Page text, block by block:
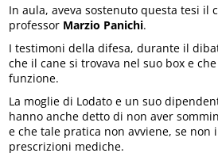
In aula, aveva sostenuto questa tesi il
professor Marzio Panichi.
I testimoni della difesa, durante il
che il cane si trovava nel suo box e
funzione.
La moglie di Lodato e un suo
hanno anche detto di non aver
e che tale pratica non avviene, se non
prescrizioni mediche.